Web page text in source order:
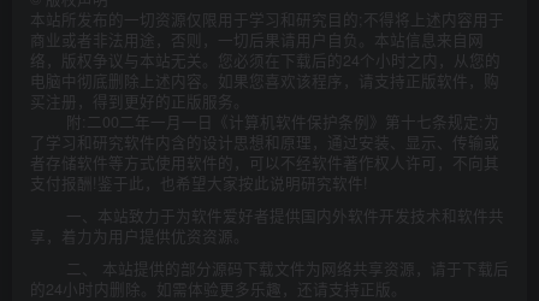
本站所发布的一切资源仅限用于学习和研究目的;不得将上述内容用于
商业或者非法用途，否则，一切后果请用户自负。本站信息来自网
络，版权争议与本站无关。您必须在下载后的24个小时之内，从您的
电脑中彻底删除上述内容。如果您喜欢该程序，请支持正版软件，购
买注册，得到更好的正版服务。
附:二00二年一月一日《计算机软件保护条例》第十七条规定:为
了学习和研究软件内含的设计思想和原理，通过安装、显示、传输或
者存储软件等方式使用软件的，可以不经软件著作权人许可，不向其
支付报酬!鉴于此，也希望大家按此说明研究软件!
一、本站致力于为软件爱好者提供国内外软件开发技术和软件共
享，着力为用户提供优资资源。
二、 本站提供的部分源码下载文件为网络共享资源，请于下载后
的24小时内删除。如需体验更多乐趣，还请支持正版。